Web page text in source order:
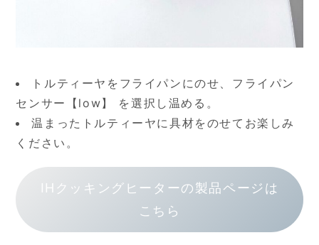
トルティーヤをフライパンにのせ、フライパン
センサー【low】 を選択し温める。
温まったトルティーヤに具材をのせてお楽しみ
ください。
IHクッキングヒーターの製品ページは
こちら